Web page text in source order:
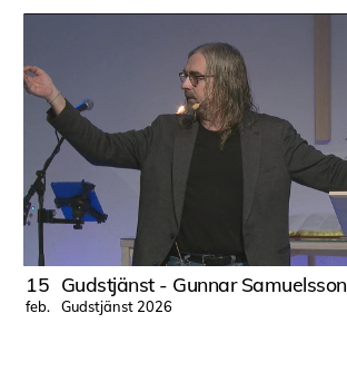
15
feb.
Gudstjänst - Gunnar Samuelsson
Gudstjänst 2026